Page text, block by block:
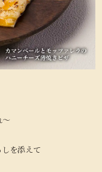
～
を添えて